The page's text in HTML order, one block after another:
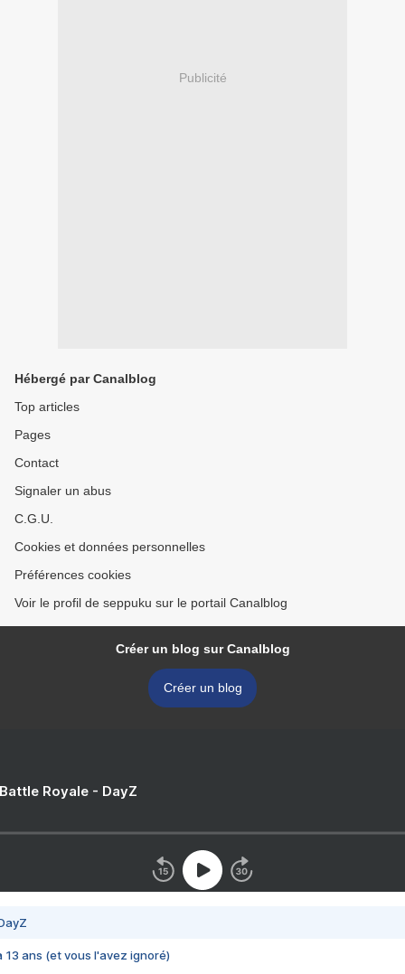
Publicité
Hébergé par Canalblog
Top articles
Pages
Contact
Signaler un abus
C.G.U.
Cookies et données personnelles
Préférences cookies
Voir le profil de seppuku sur le portail Canalblog
Créer un blog sur Canalblog
Créer un blog
Royale - DayZ
13 ans (et vous l'avez ignoré)